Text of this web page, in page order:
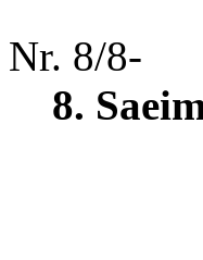
Nr. 8/8-
8.